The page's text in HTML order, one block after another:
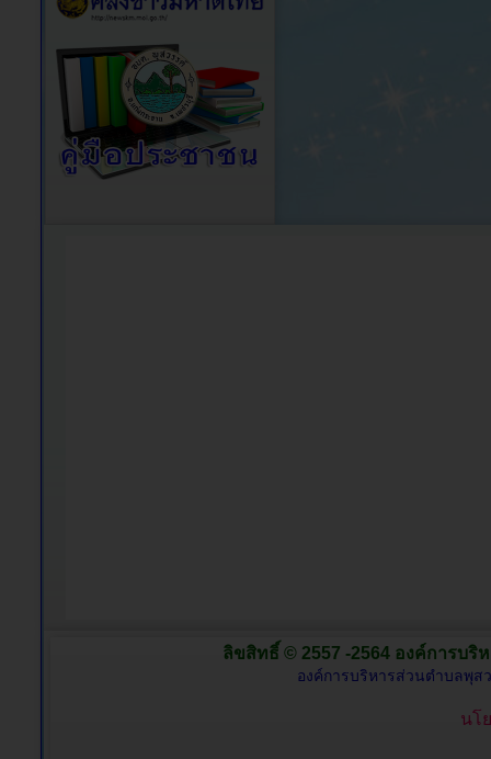
ลิขสิทธิ์ © 2557 -2564 องค์การบริ
องค์การบริหารส่วนตำบลพุส
นโ